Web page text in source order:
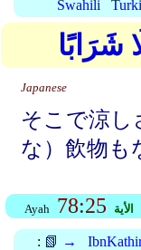
Swahili
شَرَابًا
Japanese
そこで涼し
な）飲物も
Ayah 78:25 الأية
: 📗 →